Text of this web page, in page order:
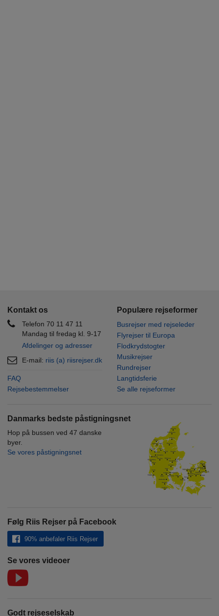
Kontakt os
Telefon 70 11 47 11
Mandag til fredag kl. 9-17
Afdelinger og adresser
E-mail: riis (a) riisrejser.dk
FAQ
Rejsebestemmelser
Populære rejseformer
Busrejser med rejseleder
Flyrejser til Europa
Flodkrydstogter
Musikrejser
Rundrejser
Langtidsferie
Se alle rejseformer
Danmarks bedste påstigningsnet
Hop på bussen ved 47 danske
byer.
Se vores påstigningsnet
Følg Riis Rejser på Facebook
90% anbefaler Riis Rejser
Se vores videoer
Godt rejseselskab